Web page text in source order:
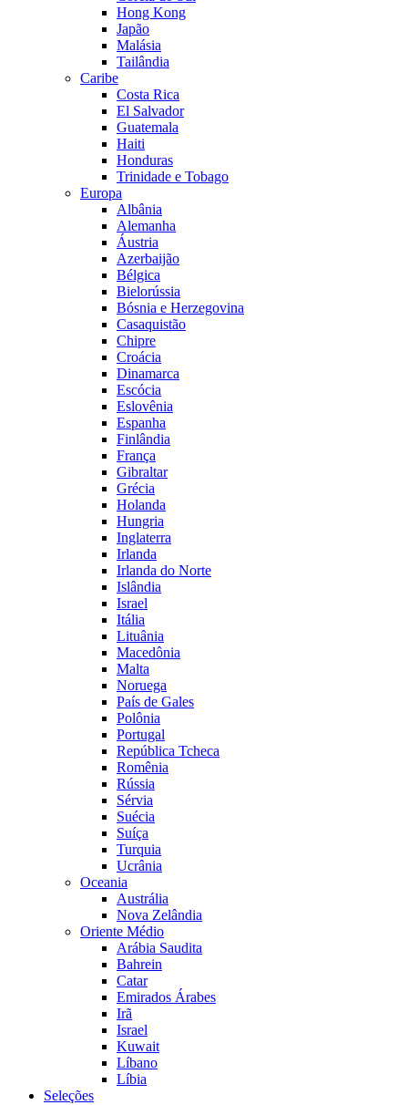
Hong Kong
Japão
Malásia
Tailândia
Caribe
Costa Rica
El Salvador
Guatemala
Haiti
Honduras
Trinidade e Tobago
Europa
Albânia
Alemanha
Áustria
Azerbaijão
Bélgica
Bielorússia
Bósnia e Herzegovina
Casaquistão
Chipre
Croácia
Dinamarca
Escócia
Eslovênia
Espanha
Finlândia
França
Gibraltar
Grécia
Holanda
Hungria
Inglaterra
Irlanda
Irlanda do Norte
Islândia
Israel
Itália
Lituânia
Macedônia
Malta
Noruega
País de Gales
Polônia
Portugal
República Tcheca
Romênia
Rússia
Sérvia
Suécia
Suíça
Turquia
Ucrânia
Oceania
Austrália
Nova Zelândia
Oriente Médio
Arábia Saudita
Bahrein
Catar
Emirados Árabes
Irã
Israel
Kuwait
Líbano
Líbia
Seleções